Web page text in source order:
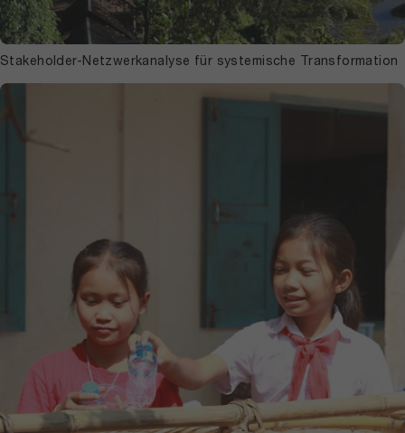
Stakeholder-Netzwerkanalyse für systemische Transformation